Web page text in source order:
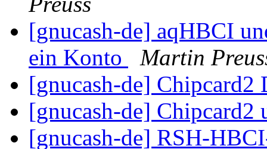
[gnucash-de] aqHBCI
ein Konto
Martin
[gnucash-de] Chipcard2
[gnucash-de]
[gnucash-de] RSH-